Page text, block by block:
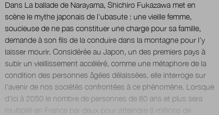
Nous suivre sur Twittersur LinkedIn
Dans La ballade de Narayama, Shichiro Fukazawa met en
scène le mythe japonais de l’ubasute : une vieille femme,
soucieuse de ne pas constituer une charge pour sa famille,
demande à son fils de la conduire dans la montagne pour l’y
laisser mourir. Considérée au Japon, un des premiers pays à
subir un vieillissement accéléré, comme une métaphore de la
condition des personnes âgées délaissées, elle interroge sur
l’avenir de nos sociétés confrontées à ce phénomène. Lorsque
d’ici à 2050 le nombre de personnes de 80 ans et plus sera
multiplié en France par deux pour atteindre 8 millions de